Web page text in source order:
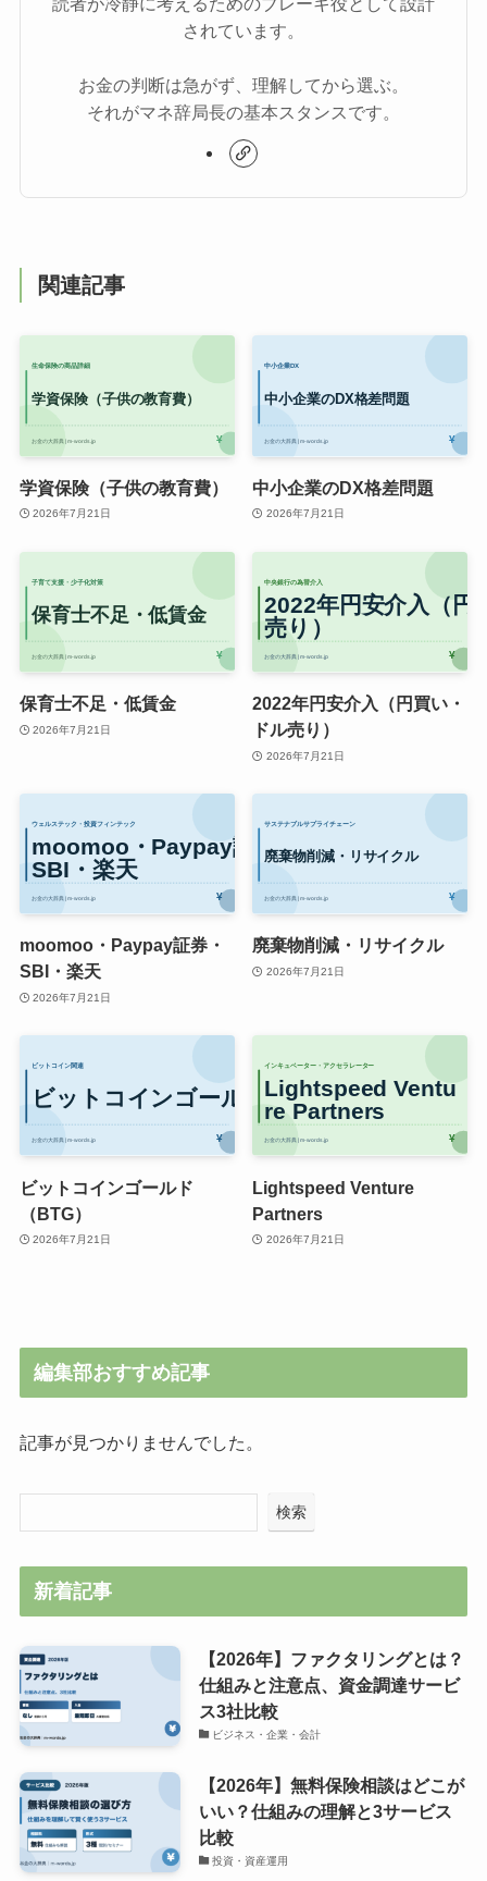
されています。
お金の判断は急がず、理解してから選ぶ。
それがマネ辞局長の基本スタンスです。
関連記事
学資保険（子供の教育費）
2026年7月21日
中小企業のDX格差問題
2026年7月21日
保育士不足・低賃金
2026年7月21日
2022年円安介入（円買い・
ドル売り）
2026年7月21日
moomoo・Paypay証券・
SBI・楽天
2026年7月21日
廃棄物削減・リサイクル
2026年7月21日
ビットコインゴールド
（BTG）
2026年7月21日
Lightspeed Venture
Partners
2026年7月21日
編集部おすすめ記事
記事が見つかりませんでした。
検索
新着記事
【2026年】ファクタリングとは？
仕組みと注意点、資金調達サービ
ス3社比較
ビジネス・企業・会計
【2026年】無料保険相談はどこが
いい？仕組みの理解と3サービス
比較
投資・資産運用